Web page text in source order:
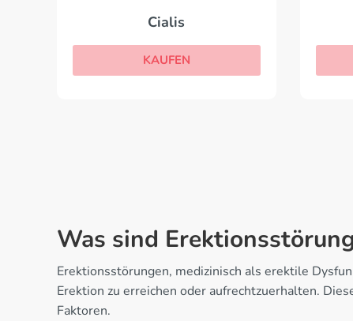
Cialis
KAUFEN
Was sind
Erektionsstörungen, medizinisch als erektile
Erektion zu erreichen oder aufrechtzuerhalten.
Faktoren.